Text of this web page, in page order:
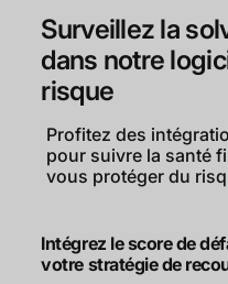
Surveillez la
dans notre
risque
Profitez des
pour suivre la santé
vous protéger du
Intégrez le score de
votre stratégie de